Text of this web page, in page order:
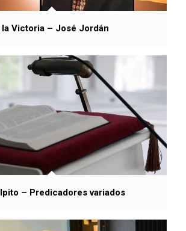
la Victoria – José Jordán
– Predicadores variados